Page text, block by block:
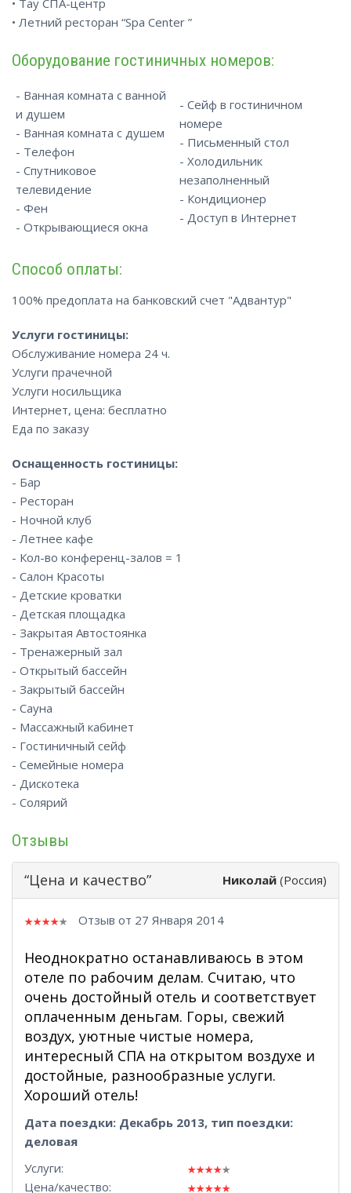
• Тау СПА-центр
• Летний ресторан “Spa Center ”
Оборудование гостиничных номеров:
- Ванная комната с ванной
и душем
- Ванная комната с душем
- Телефон
- Спутниковое
телевидение
- Фен
- Открывающиеся окна
- Сейф в гостиничном
номере
- Письменный стол
- Холодильник
незаполненный
- Кондиционер
- Доступ в Интернет
Способ оплаты:
100% предоплата на банковский счет "Адвантур"
Услуги гостиницы:
Обслуживание номера 24 ч.
Услуги прачечной
Услуги носильщика
Интернет, цена: бесплатно
Еда по заказу
Оснащенность гостиницы:
- Бар
- Ресторан
- Ночной клуб
- Летнее кафе
- Кол-во конференц-залов = 1
- Салон Красоты
- Детские кроватки
- Детская площадка
- Закрытая Автостоянка
- Тренажерный зал
- Открытый бассейн
- Закрытый бассейн
- Сауна
- Массажный кабинет
- Гостиничный сейф
- Семейные номера
- Дискотека
- Солярий
Отзывы
“Цена и качество” Николай (Россия)
Отзыв от 27 Января 2014
Неоднократно останавливаюсь в этом
отеле по рабочим делам. Считаю, что
очень достойный отель и соответствует
оплаченным деньгам. Горы, свежий
воздух, уютные чистые номера,
интересный СПА на открытом воздухе и
достойные, разнообразные услуги.
Хороший отель!
Дата поездки: Декабрь 2013, тип поездки:
деловая
Услуги:
Цена/качество: